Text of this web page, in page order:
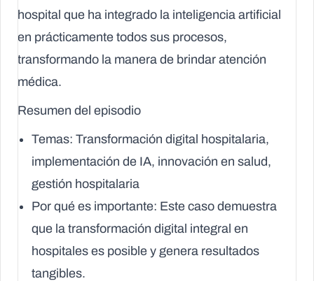
hospital que ha integrado la inteligencia artificial
en prácticamente todos sus procesos,
transformando la manera de brindar atención
médica.
Resumen del episodio
Temas: Transformación digital hospitalaria,
implementación de IA, innovación en salud,
gestión hospitalaria
Por qué es importante: Este caso demuestra
que la transformación digital integral en
hospitales es posible y genera resultados
tangibles.